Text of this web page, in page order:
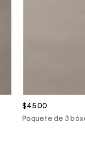
$45.00
Paquete de 3